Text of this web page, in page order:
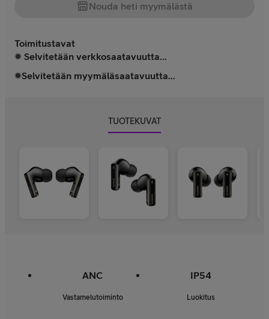
Nouda heti myymälästä
Toimitustavat
Selvitetään verkkosaatavuutta...
Selvitetään myymäläsaatavuutta...
TUOTEKUVAT
ANC
Vastamelutoiminto
IP54
Luokitus